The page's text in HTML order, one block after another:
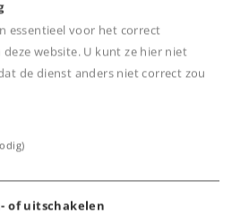
type 15
kopen
essentieel voor het correct
website. U kunt ze hier niet
de dienst anders niet correct zou
of uitschakelen